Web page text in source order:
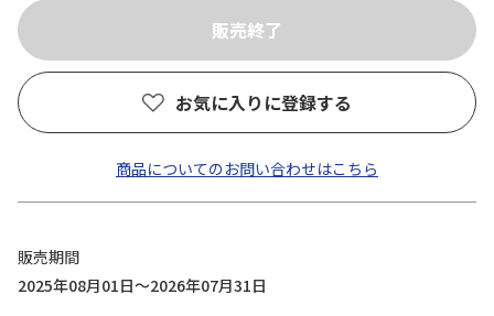
お気に入りに登録する
商品についてのお問い合わせはこちら
販売期間
2025年08月01日～2026年07月31日